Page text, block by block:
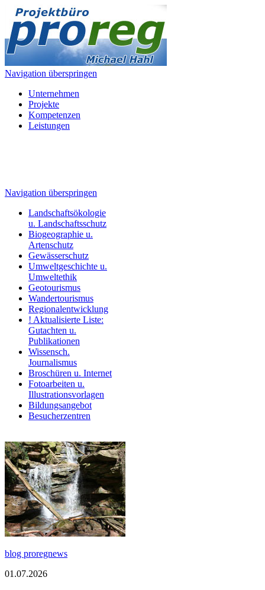
Navigation überspringen
Unternehmen
Projekte
Kompetenzen
Leistungen
Navigation überspringen
Landschaftsökologie
u. Landschaftsschutz
Biogeographie u.
Artenschutz
Gewässerschutz
Umweltgeschichte u.
Umweltethik
Geotourismus
Wandertourismus
Regionalentwicklung
! Aktualisierte Liste:
Gutachten u.
Publikationen
Wissensch.
Journalismus
Broschüren u. Internet
Fotoarbeiten u.
Illustrationsvorlagen
Bildungsangebot
Besucherzentren
blog proregnews
01.07.2026